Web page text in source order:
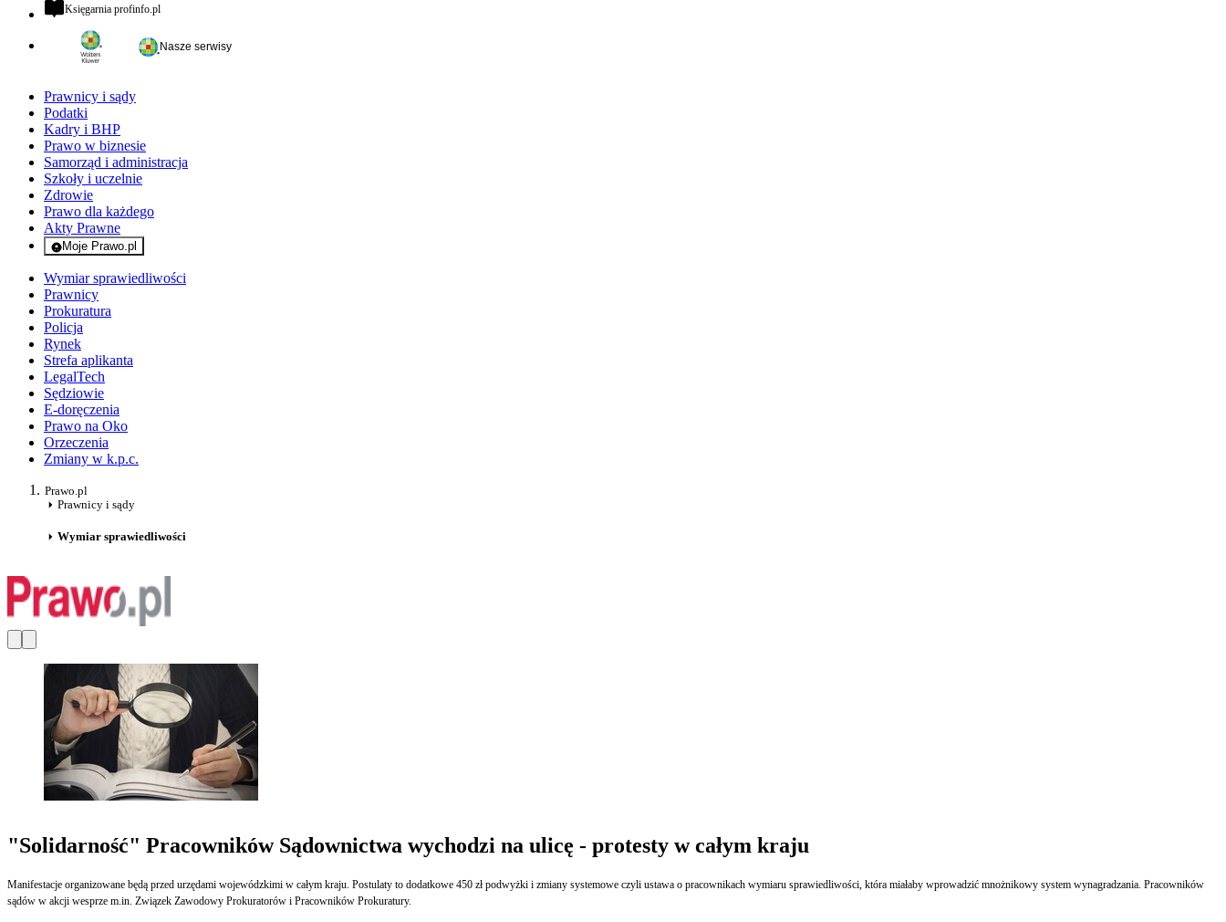
Księgarnia profinfo.plotwiera się w nowej karcie
Nasze serwisy
Prawnicy i sądy
Podatki
Kadry i BHP
Prawo w biznesie
Samorząd i administracja
Szkoły i uczelnie
Zdrowie
Prawo dla każdego
Akty Prawne
Moje Prawo.pl
- rejestracja i logowanie do serwisu
Wymiar sprawiedliwości
Prawnicy
Prokuratura
Policja
Rynek
Strefa aplikanta
LegalTech
Sędziowie
E-doręczenia
Prawo na Oko
Orzeczenia
Zmiany w k.p.c.
Prawo.pl
Prawnicy i sądy
Wymiar sprawiedliwości
"Solidarność" Pracowników Sądownictwa wychodzi na ulicę - protesty w całym kraju
Manifestacje organizowane będą przed urzędami wojewódzkimi w całym kraju. Postulaty to dodatkowe 450 zł podwyżki i zmiany systemowe czyli ustawa o pracownikach wymiaru sprawiedliwości, która miałaby wprowadzić mnożnikowy system wynagradzania. Pracowników
sądów w akcji wesprze m.in. Związek Zawodowy Prokuratorów i Pracowników Prokuratury.